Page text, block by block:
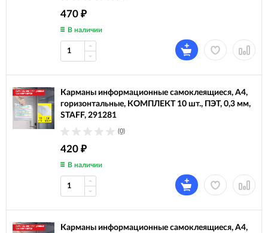
470 ₽
В наличии
Карманы информационные самоклеящиеся, А4,
горизонтальные, КОМПЛЕКТ 10 шт., ПЭТ, 0,3 мм,
STAFF, 291281
(0)
420 ₽
В наличии
Карманы информационные самоклеящиеся, А4,